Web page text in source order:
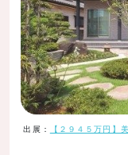
出展：
【２９４５万円】